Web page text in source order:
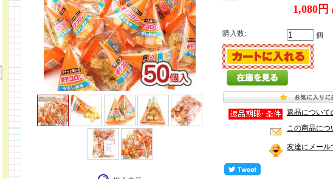
1,080円
購入数: 個
返品について
この商品につ
友達にメール